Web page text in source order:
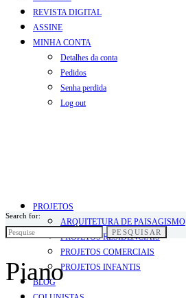
REVISTA DIGITAL
ASSINE
MINHA CONTA
Detalhes da conta
Pedidos
Senha perdida
Log out
PROJETOS
ARQUITETURA DE PAISAGISMO
PROJETOS RESIDENCIAIS
PROJETOS COMERCIAIS
PROJETOS INFANTIS
BLOG
Search for:
PESQUISAR
Piano